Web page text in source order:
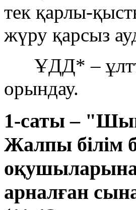
тек қарлы-
жүру қарсыз
ҰДД* –
орындау.
1-саты –
Жалпы білім
арналған